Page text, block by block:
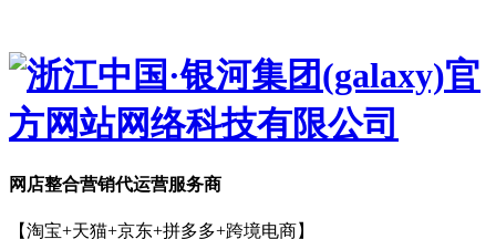
网店整合营销代运营服务商
【淘宝+天猫+京东+拼多多+跨境电商】